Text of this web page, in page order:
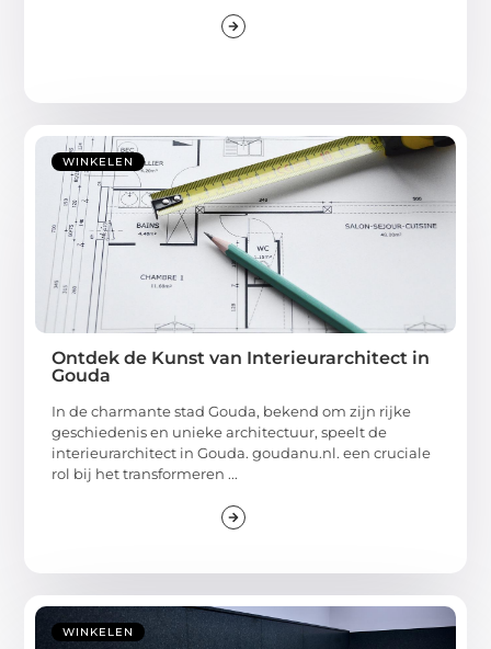
WINKELEN
Ontdek de Kunst van Interieurarchitect in
Gouda
In de charmante stad Gouda, bekend om zijn rijke
geschiedenis en unieke architectuur, speelt de
interieurarchitect in Gouda. goudanu.nl. een cruciale
rol bij het transformeren ...
WINKELEN